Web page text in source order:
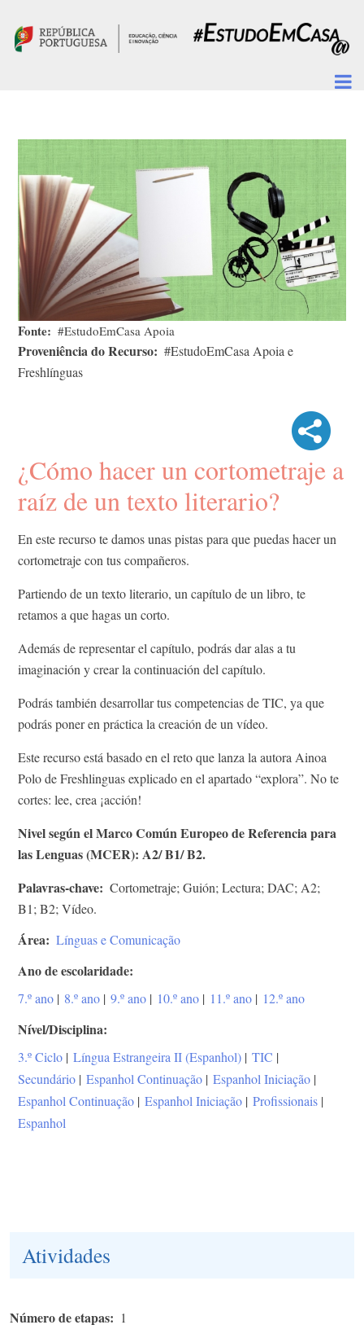
Fonte #EstudoEmCasa Apoia
Proveniência do Recurso
#EstudoEmCasa Apoia e
Freshlínguas
¿Cómo hacer un cortometraje a
raíz de un texto literario?
En este recurso te damos unas pistas para que puedas hacer un
cortometraje con tus compañeros.
Partiendo de un texto literario, un capítulo de un libro, te
retamos a que hagas un corto.
Además de representar el capítulo, podrás dar alas a tu
imaginación y crear la continuación del capítulo.
Podrás también desarrollar tus competencias de TIC, ya que
podrás poner en práctica la creación de un vídeo.
Este recurso está basado en el reto que lanza la autora Ainoa
Polo de Freshlinguas explicado en el apartado “explora”. No te
cortes: lee, crea ¡acción!
Nivel según el Marco Común Europeo de Referencia para
las Lenguas (MCER): A2/ B1/ B2.
Palavras-chave
Cortometraje; Guión; Lectura; DAC; A2;
B1; B2; Vídeo.
Área Línguas e Comunicação
Ano de escolaridade
7.º ano | 8.º ano | 9.º ano | 10.º ano | 11.º ano | 12.º ano
Nível/Disciplina
3.º Ciclo | Língua Estrangeira II (Espanhol) | TIC |
Secundário | Espanhol Continuação | Espanhol Iniciação |
Espanhol Continuação | Espanhol Iniciação | Profissionais |
Espanhol
Atividades
Número de etapas 1